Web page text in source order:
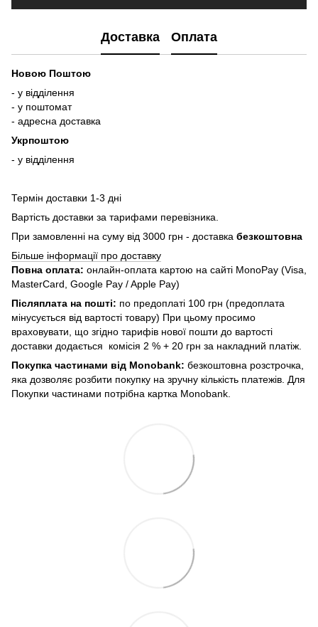
Доставка Оплата
Новою Поштою
- у відділення
- у поштомат
- адресна доставка
Укрпоштою
- у відділення
Термін доставки 1-3 дні
Вартість доставки за тарифами перевізника.
При замовленні на суму від 3000 грн - доставка безкоштовна
Більше інформації про доставку
Повна оплата: онлайн-оплата картою на сайті MonoPay (Visa,
MasterCard, Google Pay / Apple Pay)
Післяплата на пошті: по предоплаті 100 грн (предоплата
мінусується від вартості товару) При цьому просимо
враховувати, що згідно тарифів нової пошти до вартості
доставки додається комісія 2 % + 20 грн за накладний платіж.
Покупка частинами від Monobank: безкоштовна розстрочка,
яка дозволяє розбити покупку на зручну кількість платежів. Для
Покупки частинами потрібна картка Monobank.